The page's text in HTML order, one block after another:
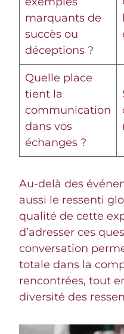
marquants de
succès ou
déceptions ?
Quelle place
tient la
communication
dans vos
échanges ?
Au-delà des
aussi le ressenti
qualité de cette
d’adresser ces
conversation
totale dans la
rencontrées, tout
diversité des